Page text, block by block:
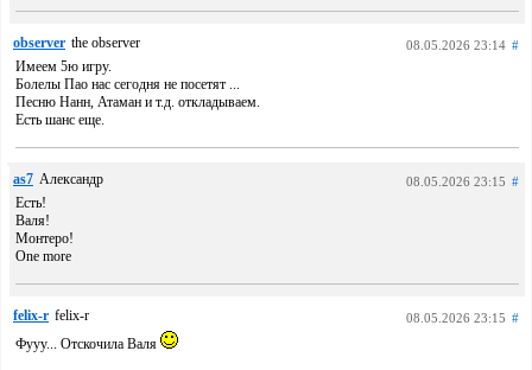
observer the observer 08.05.2026 23:14 #
Имеем 5ю игру.
Болелы Пао нас сегодня не посетят ...
Песню Нанн, Атаман и т.д. откладываем.
Есть шанс еще.
as7 Александр 08.05.2026 23:15 #
Есть!
Валя!
Монтеро!
One more
felix-r felix-r 08.05.2026 23:15 #
Фууу... Отскочила Валя